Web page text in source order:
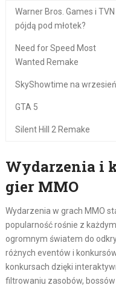
Warner Bros. Games i TVN
pójdą pod młotek?
Need for Speed Most
Wanted Remake
SkyShowtime na wrzesień
GTA 5
Silent Hill 2 Remake
Wydarzenia i
gier MMO
Wydarzenia w grach MMO
popularność rośnie z
ogromnym światem do
różnych eventów i
konkursach dzięki
filtrowaniu zasobów, bossów